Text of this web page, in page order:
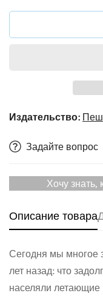
Издательство:
Задайте вопрос
Хочу знать,
Описание товара
Сегодня мы многое
лет назад: что
населяли